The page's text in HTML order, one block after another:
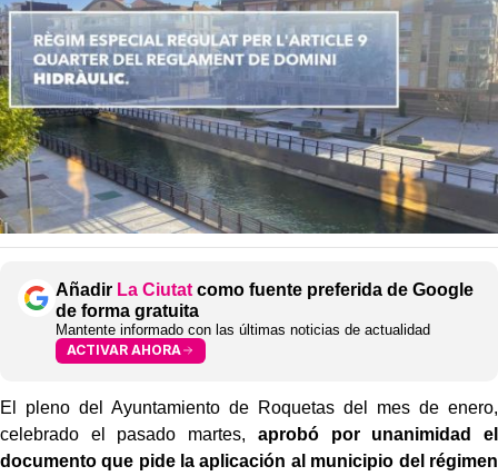
Añadir La Ciutat como fuente preferida de Google
de forma gratuita
Mantente informado con las últimas noticias de actualidad
ACTIVAR AHORA
El pleno del Ayuntamiento de Roquetas del mes de enero,
celebrado el pasado martes, aprobó por unanimidad el
documento que pide la aplicación al municipio del régimen